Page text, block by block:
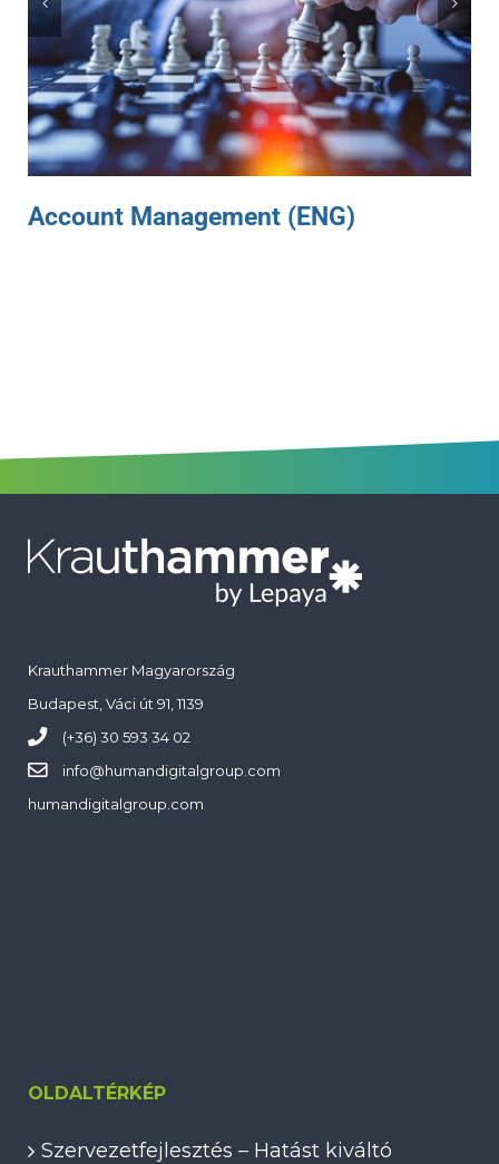
Account Management (ENG)
Krauthammer Magyarország
Budapest, Váci út 91, 1139
(+36) 30 593 34 02
info@humandigitalgroup.com
humandigitalgroup.com
OLDALTÉRKÉP
Szervezetfejlesztés – Hatást kiváltó